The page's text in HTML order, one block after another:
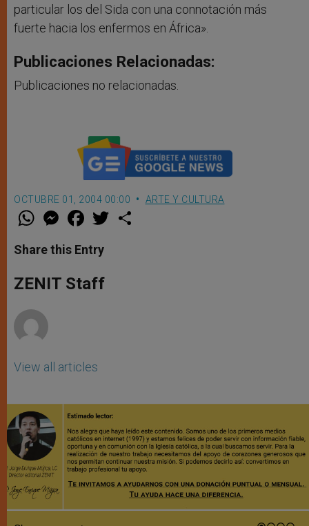
particular los del Sida con una connotación más
fuerte hacia los enfermos en África».
Publicaciones Relacionadas:
Publicaciones no relacionadas.
OCTUBRE 01, 2004 00:00 ARTE Y CULTURA
W
t
s
p
p
M
e
s
e
g
e
F
a
e
b
o
k
w
Share this Entry
ZENIT Staff
View all articles